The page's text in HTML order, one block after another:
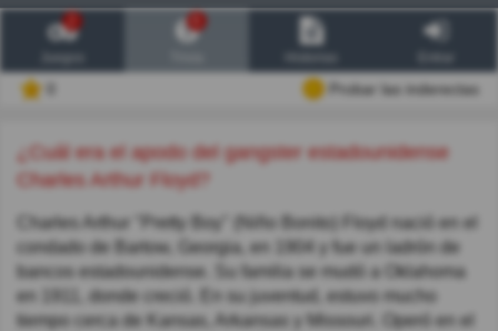
2
Probar las inderectas
¿Cuál era el apodo del gangster estadounidense
Charles Arthur Floyd?
Charles Arthur "Pretty Boy" (Niño Bonito) Floyd nació en el
condado de Bartow, Georgia, en 1904 y fue un ladrón de
bancos estadounidense. Su familia se mudó a Oklahoma
en 1911, donde creció. En su juventud, estuvo mucho
tiempo cerca de Kansas, Arkansas y Missouri. Operó en el